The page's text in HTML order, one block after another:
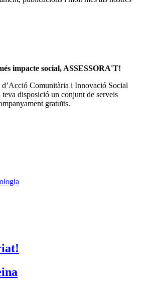
impacte social, ASSESSORA'T!
Comunitària i Innovació Social
teva disposició un conjunt de serveis
gratuïts.